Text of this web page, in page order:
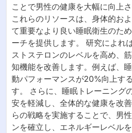
ことで男性の健康を大幅に向上
これらのリソースは、身体的お
て重要なより良い睡眠衛生のた
ーチを提供します。 研究によれ
ストステロンのレベルを高め、
知機能を改善します。例えば、
動パフォーマンスが20%向上す
す。 さらに、睡眠トレーニング
安を軽減し、全体的な健康を改
らの戦略を実施することで、男
ンを確立し、エネルギーレベル